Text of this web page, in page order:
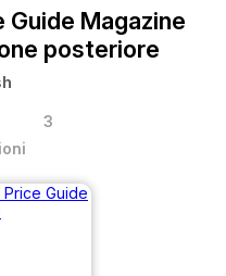
Magazine
posteriore
3